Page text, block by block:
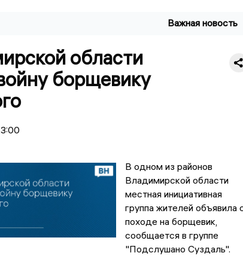
Важная новость
области
борщевику
В одном из районов
Владимирской области
местная инициативная
группа жителей объявила
походе на борщевик,
сообщается в группе
"Подслушано Суздаль".